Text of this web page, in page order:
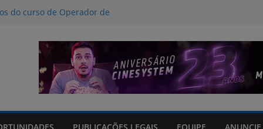
do curso de Operador de
poucas chances de cura para o
climático, portaria suspende
FURG até sexta (7) pela manhã